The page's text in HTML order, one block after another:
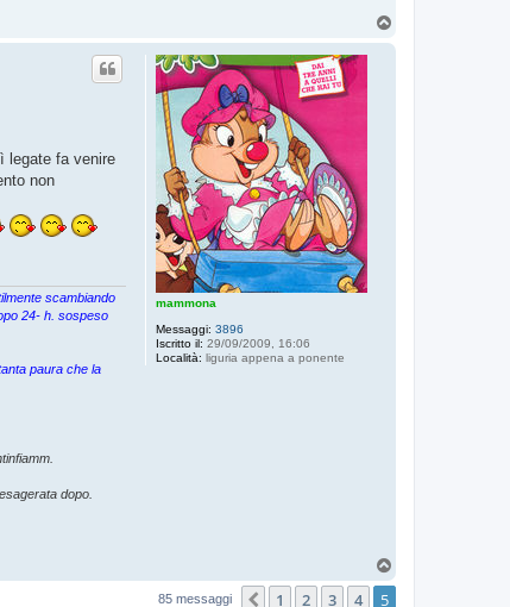
mammona
Messaggi: 3896
Iscritto il: 29/09/2009, 16:06
Località: liguria appena a ponente
legate fa venire
non
scambiando
24- h. sospeso
paura che la
dopo.
85 messaggi Precedente
1 2 3 4 5